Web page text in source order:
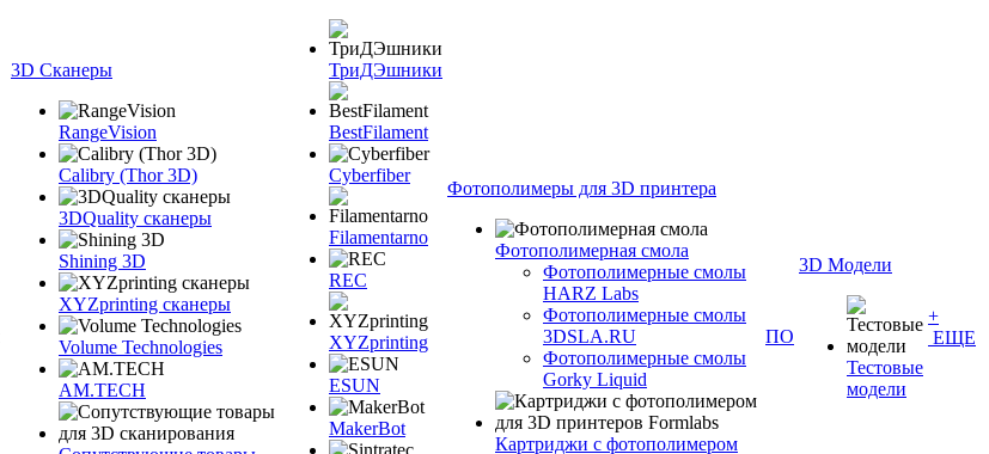
3D Сканеры
RangeVision
Calibry (Thor 3D)
3DQuality сканеры
Shining 3D
XYZprinting сканеры
Volume Technologies
AM.TECH
ТриДЭшники
BestFilament
Cyberfiber
Filamentarno
REC
XYZprinting
ESUN
MakerBot
Фотополимеры для 3D принтера
Фотополимерная смола
Фотополимерные смолы
HARZ Labs
Фотополимерные смолы
3DSLA.RU
Фотополимерные смолы
Gorky Liquid
Картриджи с фотополимером
ПО
3D Модели
Тестовые
модели
+
ЕЩЕ